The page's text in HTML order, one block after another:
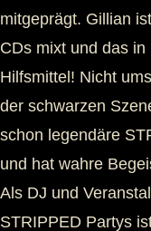
mitgeprägt. Gillian
CDs mixt und das
Hilfsmittel! Nicht
der schwarzen
schon legendäre
und hat wahre
Als DJ und
STRIPPED Partys